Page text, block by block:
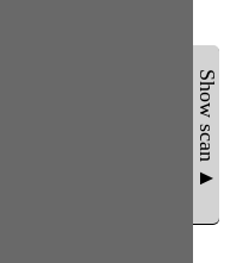
Show scan ▲